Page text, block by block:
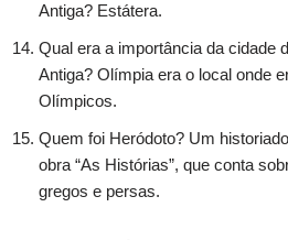
Antiga? Estátera.
Qual era a importância da cidade
Antiga? Olímpia era o local onde
Olímpicos.
Quem foi Heródoto? Um
obra “As Histórias”, que conta
gregos e persas.